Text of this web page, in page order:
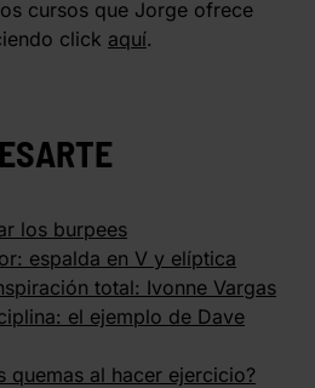
cursos que Jorge ofrece
click aquí.
los burpees
espalda en V y elíptica
total: Ivonne Vargas
el ejemplo de Dave
quemas al hacer ejercicio?